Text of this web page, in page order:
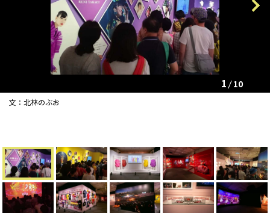
文：北林のぶお
Next
1 10